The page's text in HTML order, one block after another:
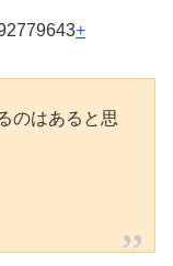
+
のはあると思